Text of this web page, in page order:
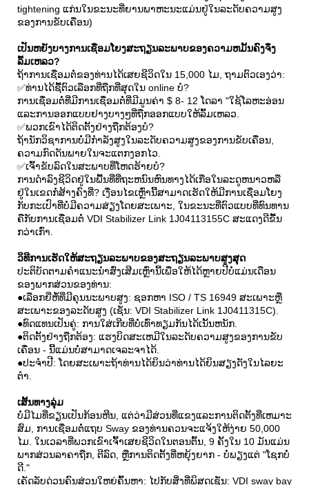
tightening ແກ່ນໃນຂະນະທີ່ຍານພາຫະນະແມ່ນຢູ່ໃນລະດັບຄວາມສູງ
ຂອງການຂັບເຄື່ອນ)
ເປັນຫຍັງບາງການເຊື່ອມໂຍງສະຖຽນລະພາບຂອງຄວາມຫມັ້ນຄົງຈຶ່ງ
ລົ້ມເຫລວ?
ຖ້າການເຊື່ອມຕໍ່ຂອງທ່ານໄດ້ເສຍຊີວິດໃນ 15,000 ໄມ, ຖາມຕົວເອງວ່າ:
✅ທ່ານໄດ້ຊື້ຕົວເລືອກທີ່ຖືກທີ່ສຸດໃນ online ບໍ?
ການເຊື່ອມຕໍ່ທີ່ມີການເຊື່ອມຕໍ່ທີ່ມີມູນຄ່າ $ 8- 12 ໂດລາ "ໃຊ້ໂລຫະອ່ອນ
ແລະການອອກແບບຢາງບາງໆທີ່ຖືກອອກແບບໃຫ້ລົ້ມເຫລວ.
✅ພວກເຂົາໄດ້ຕິດຕັ້ງຢ່າງຖືກຕ້ອງບໍ?
ຖ້ານັກວິຊາການບໍ່ມີກໍາລັງສູງໃນລະດັບຄວາມສູງຂອງການຂັບເຄື່ອນ,
ຄວາມກົດດັນພາຍໃນຈະແຕກງອກໄວ.
✅ເຈົ້າຂັບລົດໃນສະພາບທີ່ໂຫດຮ້າຍບໍ?
ການດໍາລົງຊີວິດຢູ່ໃນພື້ນທີ່ທີ່ຖະຫນົນຫົນທາງໄດ້ເກືອໃນລະດູຫນາວຫລື
ຢູ່ໃນເຂດກໍ່ສ້າງຄົງທີ່? ເງື່ອນໄຂເຫຼົ່ານີ້ສາມາດເຮັດໃຫ້ມີການເຊື່ອມໂຍງ
ກັບກະເປົາທີ່ບໍ່ມີຄວາມສ່ຽງໂດຍສະເພາະ, ໃນຂະນະທີ່ຕົວແບບທີ່ທົນທານ
ຄືກັບການເຊື່ອມຕໍ່ VDI Stabilizer Link 1J04113155C ສະແດງດີຂື້ນ
ກວ່າເກົ່າ.
ວິທີການເຮັດໃຫ້ສະຖຽນລະພາບຂອງສະຖຽນລະພາບສູງສຸດ
ປະຕິບັດຕາມຄໍາແນະນໍາສົ່ງເສີມເຫຼົ່ານີ້ເພື່ອໃຫ້ໄດ້ຫຼາຍປີບໍ່ແມ່ນເດືອນ
ຂອງພາກສ່ວນຂອງທ່ານ:
●ເລືອກຍີ່ຫໍ້ທີ່ມີຄຸນນະພາບສູງ: ຊອກຫາ ISO / TS 16949 ສະເພາະຫຼື
ສະເພາະຂອງລະດັບສູງ (ເຊັ່ນ: VDI Stabilizer Link 1J0411315C).
●ທົດແທນເປັນຄູ່: ການໃສ່ເກີບທີ່ບໍ່ເທົ່າທຽມກັນໄດ້ເນັ້ນຫນັກ.
●ຕິດຕັ້ງຢ່າງຖືກຕ້ອງ: ແຮງບິດສະເຫມີໃນລະດັບຄວາມສູງຂອງການຂັບ
ເຄື່ອນ - ນີ້ແມ່ນບໍ່ສາມາດເຈລະຈາໄດ້.
●ປະຈໍາປີ: ໂດຍສະເພາະຖ້າທ່ານໄດ້ຍິນວ່າທ່ານໄດ້ຍິນສຽງດັງໃນໄລຍະ
ຕໍາ.
ເສັ້ນທາງລຸ່ມ
ບໍ່ມີໄມທີ່ຂຽນເປັນກ້ອນຫີນ, ແຕ່ວ່າມີສ່ວນທີ່ແຂງແລະການຕິດຕັ້ງທີ່ເຫມາະ
ສົມ, ການເຊື່ອມຕໍ່ແຖບ Sway ຂອງທ່ານຄວນຈະແຈ້ງໃຫ້ງ່າຍ 50,000
ໄມ. ໃນເວລາທີ່ພວກເຂົາເຈົ້າເສຍຊີວິດໃນຕອນຕົ້ນ, 9 ຄັ້ງໃນ 10 ມັນແມ່ນ
ພາກສ່ວນລາຄາຖືກ, ຕີລົດ, ຫຼືການຕິດຕັ້ງທີ່ຫຍຸ້ງຍາກ - ບໍ່ພຽງແຕ່ "ໂຊກບໍ່
ດີ."
ເຄັດລັບດ່ວນຄົນສ່ວນໃຫຍ່ຄົ້ນຫາ: ໄປກັບສິ່ງທີ່ພິສູດເຊັ່ນ: VDI sway bay